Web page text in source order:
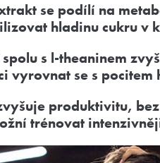
se podílí na
hladinu cukru v
s l-theaninem
vyrovnat se s pocitem
produktivitu,
trénovat